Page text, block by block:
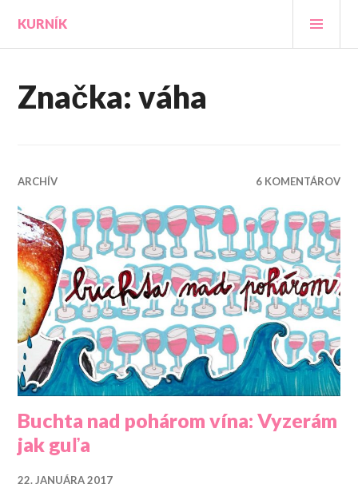
obsah
KURNÍK
Značka:váha
ARCHÍV 6 KOMENTÁROV
Buchta nad pohárom vína: Vyzerám
jak guľa
22. JANUÁRA 2017